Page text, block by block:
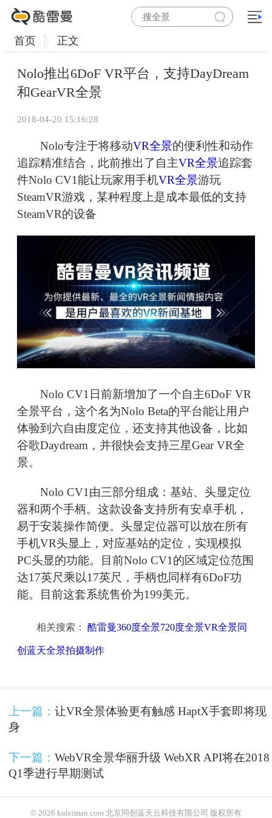
首页 正文
Nolo推出6DoF VR平台，支持DayDream
和GearVR全景
2018-04-20 15:16:28
Nolo专注于将移动VR全景的便利性和动作
追踪精准结合，此前推出了自主VR全景追踪套
件Nolo CV1能让玩家用手机VR全景游玩
SteamVR游戏，某种程度上是成本最低的支持
SteamVR的设备
Nolo CV1日前新增加了一个自主6DoF VR
全景平台，这个名为Nolo Beta的平台能让用户
体验到六自由度定位，还支持其他设备，比如
谷歌Daydream，并很快会支持三星Gear VR全
景。
Nolo CV1由三部分组成：基站、头显定位
器和两个手柄。这款设备支持所有安卓手机，
易于安装操作简便。头显定位器可以放在所有
手机VR头显上，对应基站的定位，实现模拟
PC头显的功能。目前Nolo CV1的区域定位范围
达17英尺乘以17英尺，手柄也同样有6DoF功
能。目前这套系统售价为199美元。
相关搜索： 酷雷曼360度全景720度全景VR全景同
创蓝天全景拍摄制作
上一篇： 让VR全景体验更有触感 HaptX手套即将现
身
下一篇： WebVR全景华丽升级 WebXR API将在2018
Q1季进行早期测试
© 2026 kuleiman.com 北京同创蓝天云科技有限公司 版权所有